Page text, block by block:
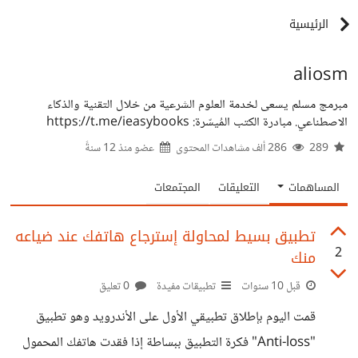
الرئيسية
aliosm
مبرمج مسلم يسعى لخدمة العلوم الشرعية من خلال التقنية والذكاء
الاصطناعي. مبادرة الكتب المُيسّرة: https://t.me/ieasybooks
عضو منذ12 سنةً
المساهمات التعليقات المجتمعات
2
تطبيق بسيط لمحاولة إسترجاع هاتفك عند ضياعه
منك
قبل 10 سنوات تطبيقات مفيدة
قمت اليوم بإطلاق تطبيقي الأول على الأندرويد وهو تطبيق
"Anti-loss" فكرة التطبيق ببساطة إذا فقدت هاتفك المحمول